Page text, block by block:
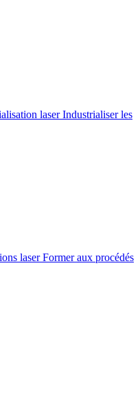
laser Industrialiser les
laser Former aux procédés